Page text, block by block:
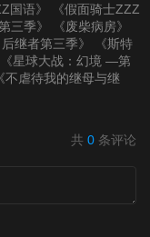
国语》
《假面骑士ZZZ
三季》
《废柴病房》
继者第三季》
《斯特
《星球大战：幻境 —第
《不虐待我的继母与继
共 0 条评论